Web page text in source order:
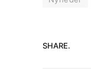
SHARE.